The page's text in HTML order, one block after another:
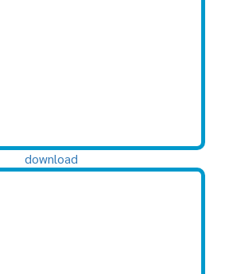
download